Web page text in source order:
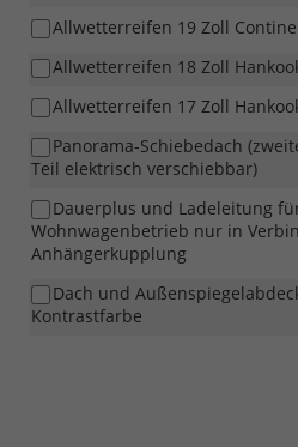
Allwetterreifen 19 Zoll
Allwetterreifen 18 Zoll
Allwetterreifen 17 Zoll
Panorama-Schiebedach
Teil elektrisch verschiebbar)
Dauerplus und Ladeleitung
Wohnwagenbetrieb nur in
Anhängerkupplung
Dach und
Kontrastfarbe